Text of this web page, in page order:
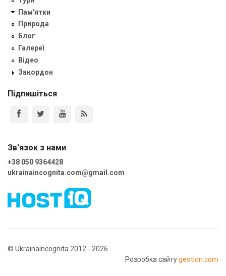
Пам'ятки
Природа
Блог
Галереї
Відео
Закордон
Підпишіться
Зв'язок з нами
+38 050 9364428
ukrainaincognita.com@gmail.com
© UkrainaIncognita 2012 - 2026
Розробка сайтуgeotlon.com